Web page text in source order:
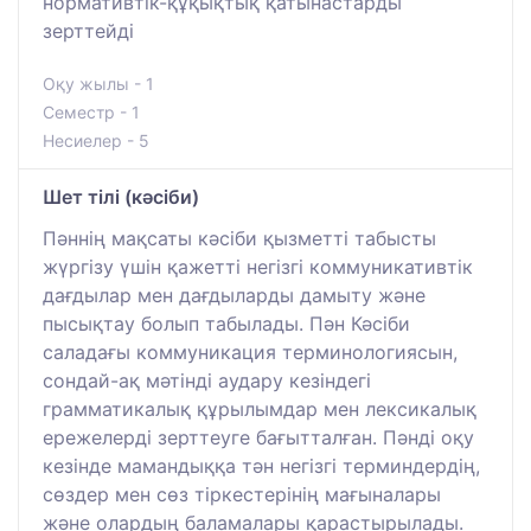
зерттейді
Оқу жылы - 1
Семестр - 1
Несиелер - 5
Шет тілі (кәсіби)
Пәннің мақсаты кәсіби қызметті табысты
жүргізу үшін қажетті негізгі коммуникативтік
дағдылар мен дағдыларды дамыту және
пысықтау болып табылады. Пән Кәсіби
саладағы коммуникация терминологиясын,
сондай-ақ мәтінді аудару кезіндегі
грамматикалық құрылымдар мен лексикалық
ережелерді зерттеуге бағытталған. Пәнді оқу
кезінде мамандыққа тән негізгі терминдердің,
сөздер мен сөз тіркестерінің мағыналары
және олардың баламалары қарастырылады.